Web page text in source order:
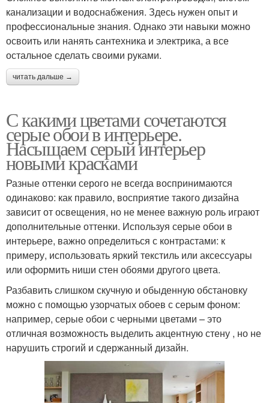
канализации и водоснабжения. Здесь нужен опыт и
профессиональные знания. Однако эти навыки можно
освоить или нанять сантехника и электрика, а все
остальное сделать своими руками.
читать дальше →
С какими цветами сочетаются
серые обои в интерьере.
Насыщаем серый интерьер
новыми красками
Разные оттенки серого не всегда воспринимаются
одинаково: как правило, восприятие такого дизайна
зависит от освещения, но не менее важную роль играют
дополнительные оттенки. Используя серые обои в
интерьере, важно определиться с контрастами: к
примеру, использовать яркий текстиль или аксессуары
или оформить ниши стен обоями другого цвета.
Разбавить слишком скучную и обыденную обстановку
можно с помощью узорчатых обоев с серым фоном:
например, серые обои с черными цветами – это
отличная возможность выделить акцентную стену , но не
нарушить строгий и сдержанный дизайн.